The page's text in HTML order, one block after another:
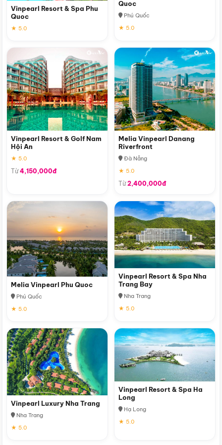
Vinpearl Resort & Spa Phu
Quoc
★ 5.0
Quoc
Phú Quốc
★ 5.0
Vinpearl Resort & Golf Nam
Hội An
★ 5.0
Từ4,150,000đ
Melia Vinpearl Danang
Riverfront
Đà Nẵng
★ 5.0
Từ2,400,000đ
Melia Vinpearl Phu Quoc
Phú Quốc
★ 5.0
Vinpearl Resort & Spa Nha
Trang Bay
Nha Trang
★ 5.0
Vinpearl Luxury Nha Trang
Nha Trang
★ 5.0
Vinpearl Resort & Spa Ha
Long
Hạ Long
★ 5.0